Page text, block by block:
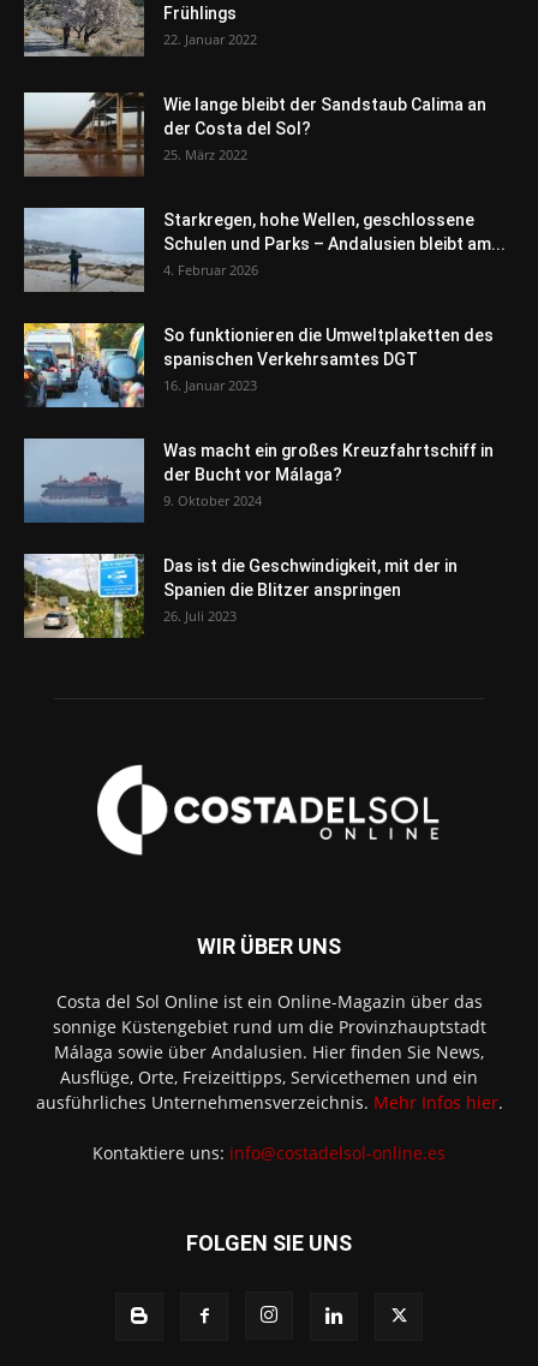
Frühlings
22. Januar 2022
Wie lange bleibt der Sandstaub Calima an
der Costa del Sol?
25. März 2022
Starkregen, hohe Wellen, geschlossene
Schulen und Parks – Andalusien bleibt am...
4. Februar 2026
So funktionieren die Umweltplaketten des
spanischen Verkehrsamtes DGT
16. Januar 2023
Was macht ein großes Kreuzfahrtschiff in
der Bucht vor Málaga?
9. Oktober 2024
Das ist die Geschwindigkeit, mit der in
Spanien die Blitzer anspringen
26. Juli 2023
WIR ÜBER UNS
Costa del Sol Online ist ein Online-Magazin über das
sonnige Küstengebiet rund um die Provinzhauptstadt
Málaga sowie über Andalusien. Hier finden Sie News,
Ausflüge, Orte, Freizeittipps, Servicethemen und ein
ausführliches Unternehmensverzeichnis. Mehr Infos hier.
Kontaktiere uns: info@costadelsol-online.es
FOLGEN SIE UNS